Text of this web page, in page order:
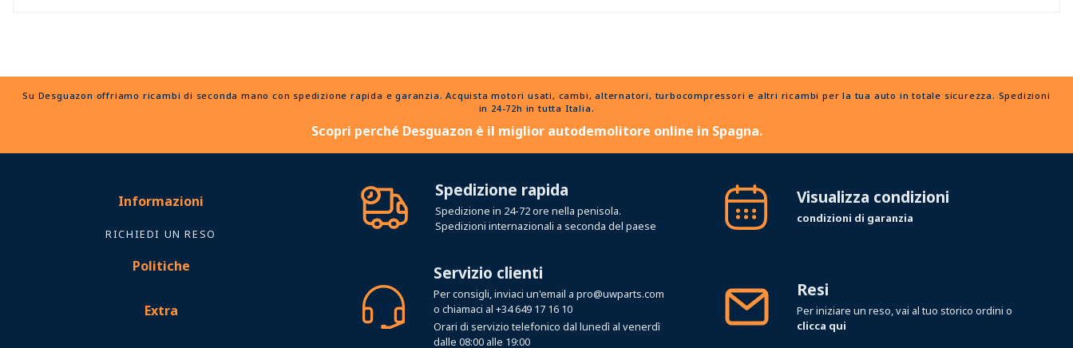
Su Desguazon offriamo ricambi di seconda mano con spedizione rapida e garanzia. Acquista motori usati, cambi, alternatori, turbocompressori e altri ricambi per la tua auto in totale sicurezza. Spedizioni
in 24-72h in tutta Italia.
Scopri perché Desguazon è il miglior autodemolitore online in Spagna.
Informazioni
RICHIEDI UN RESO
Politiche
Extra
Spedizione rapida
Spedizione in 24-72 ore nella penisola.
Spedizioni internazionali a seconda del paese
Visualizza condizioni
condizioni di garanzia
Servizio clienti
Per consigli, inviaci un'email a pro@uwparts.com
o chiamaci al +34 649 17 16 10
Orari di servizio telefonico dal lunedì al venerdì
dalle 08:00 alle 19:00
Resi
Per iniziare un reso, vai al tuo storico ordini o
clicca qui